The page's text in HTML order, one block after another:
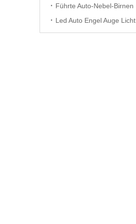
Führte Auto-Nebel-Birnen
Led Auto Engel Auge Licht